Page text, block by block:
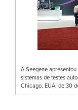
A Seegene
sistemas de testes
Chicago, EUA, de 30